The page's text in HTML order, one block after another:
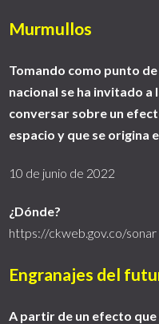
Murmullos
Tomando como punto
nacional se ha invitado
conversar sobre un
espacio y que se origina
10 de junio de 2022
¿Dónde?
https://ckweb.gov.co/sonar
Engranajes del
A partir de un efecto